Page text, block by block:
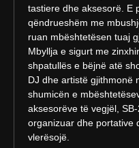
tastiere dhe aksesorë. E
qëndrueshëm me
ruan mbështetësen tuaj
Mbyllja e sigurt me
shpatullës e bëjnë atë
DJ dhe artistë gjithmonë
shumicën e
aksesorëve të vegjël,
organizuar dhe portative
vlerësojë.